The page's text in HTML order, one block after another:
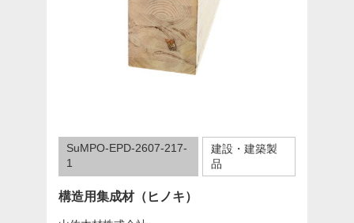
SuMPO-EPD-2607-217-
1
建設・建築製
品
構造用集成材（ヒノキ）